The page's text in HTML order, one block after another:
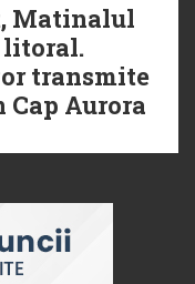
Matinalul
litoral.
transmite
Cap Aurora